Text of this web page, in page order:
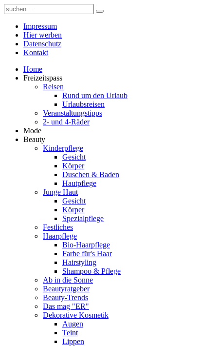
Impressum
Hier werben
Datenschutz
Kontakt
Home
Freizeitspass
Reisen
Rund um den Urlaub
Urlaubsreisen
Veranstaltungstipps
2- und 4-Räder
Mode
Beauty
Kinderpflege
Gesicht
Körper
Duschen & Baden
Hautpflege
Junge Haut
Gesicht
Körper
Spezialpflege
Festliches
Haarpflege
Bio-Haarpflege
Farbe für's Haar
Hairstyling
Shampoo & Pflege
Ab in die Sonne
Beautyratgeber
Beauty-Trends
Das mag "ER"
Dekorative Kosmetik
Augen
Teint
Lippen